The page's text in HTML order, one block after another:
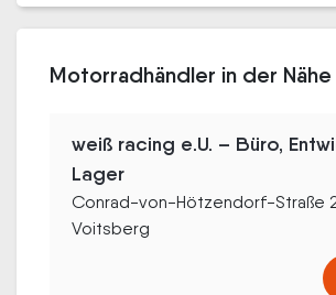
Motorradhändler in der Nähe
weiß racing e.U. – Büro,
Lager
Conrad-von-Hötzendorf-Straße
Voitsberg